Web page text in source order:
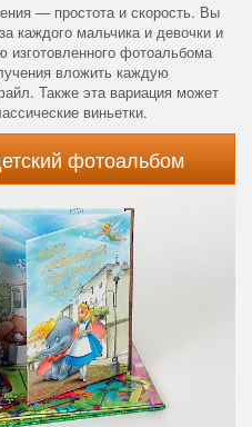
— простота и скорость. Вы
каждого мальчика и девочки и
изготовленного фотоальбома
вложить каждую
Также эта вариация может
виньетки.
фотоальбом